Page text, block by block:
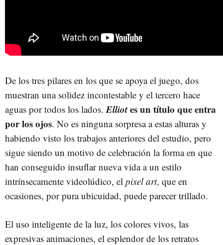
De los tres pilares en los que se apoya el juego, dos
muestran una solidez incontestable y el tercero hace
aguas por todos los lados. Elliotes un título que entra
por los ojos. No es ninguna sorpresa a estas alturas y
habiendo visto los trabajos anteriores del estudio, pero
sigue siendo un motivo de celebración la forma en que
han conseguido insuflar nueva vida a un estilo
intrínsecamente videolúdico, el pixel art, que en
ocasiones, por pura ubicuidad, puede parecer trillado.
El uso inteligente de la luz, los colores vivos, las
expresivas animaciones, el esplendor de los retratos